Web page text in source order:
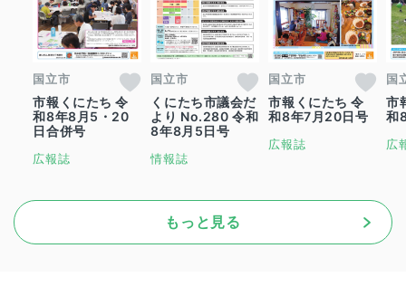
国立市
市報くにたち 令
和8年8月5・20
日合併号
広報誌
国立市
くにたち市議会だ
より No.280 令和
8年8月5日号
情報誌
国立市
市報くにたち 令
和8年7月20日号
広報誌
国
市
和
広
もっと見る